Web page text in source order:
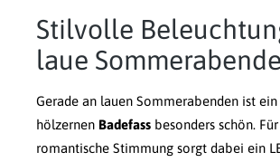
Stilvolle
laue Sommerabende
Gerade an lauen Sommerabenden ist
hölzernen Badefass besonders schön.
romantische Stimmung sorgt dabei ein